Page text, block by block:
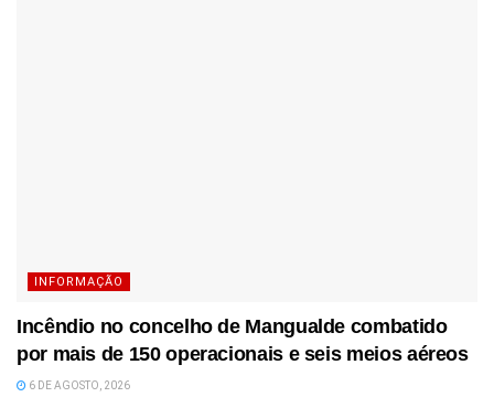
INFORMAÇÃO
Incêndio no concelho de Mangualde combatido
por mais de 150 operacionais e seis meios aéreos
6 DE AGOSTO, 2026